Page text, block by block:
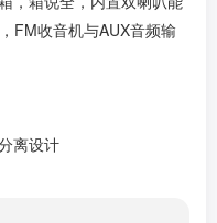
FM收音机与AUX音频输
离设计